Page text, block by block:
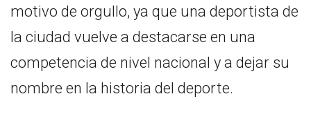
motivo de orgullo, ya que una deportista de
la ciudad vuelve a destacarse en una
competencia de nivel nacional y a dejar su
nombre en la historia del deporte.